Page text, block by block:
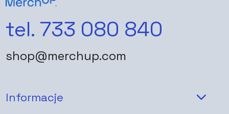
tel. 733 080 840
shop@merchup.com
Informacje